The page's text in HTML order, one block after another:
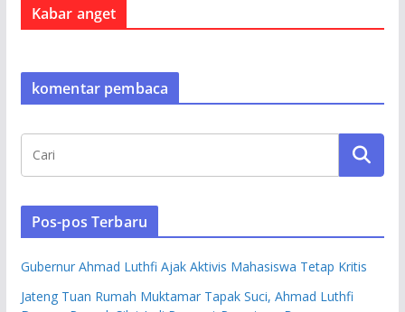
Kabar anget
komentar pembaca
Pos-pos Terbaru
Gubernur Ahmad Luthfi Ajak Aktivis Mahasiswa Tetap Kritis
Jateng Tuan Rumah Muktamar Tapak Suci, Ahmad Luthfi